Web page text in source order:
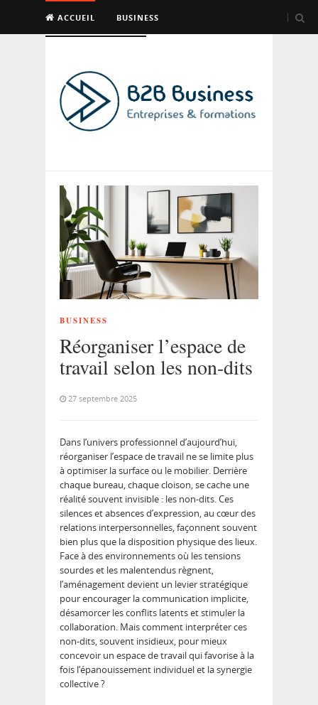
ACCUEIL BUSINESS
BUSINESS
Réorganiser l’espace de
travail selon les non-dits
27 septembre 2025
Dans l’univers professionnel d’aujourd’hui,
réorganiser l’espace de travail ne se limite plus
à optimiser la surface ou le mobilier. Derrière
chaque bureau, chaque cloison, se cache une
réalité souvent invisible : les non-dits. Ces
silences et absences d’expression, au cœur des
relations interpersonnelles, façonnent souvent
bien plus que la disposition physique des lieux.
Face à des environnements où les tensions
sourdes et les malentendus règnent,
l’aménagement devient un levier stratégique
pour encourager la communication implicite,
désamorcer les conflits latents et stimuler la
collaboration. Mais comment interpréter ces
non-dits, souvent insidieux, pour mieux
concevoir un espace de travail qui favorise à la
fois l’épanouissement individuel et la synergie
collective ?